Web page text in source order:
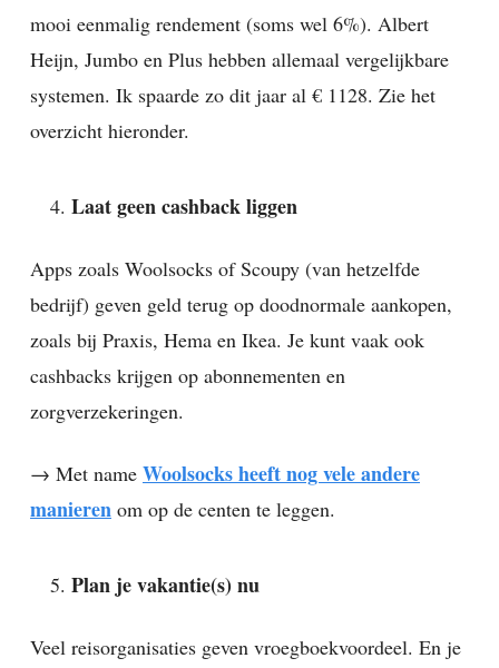
mooi eenmalig rendement (soms wel 6%). Albert
Heijn, Jumbo en Plus hebben allemaal vergelijkbare
systemen. Ik spaarde zo dit jaar al € 1128. Zie het
overzicht hieronder.
Laat geen cashback liggen
Apps zoals Woolsocks of Scoupy (van hetzelfde
bedrijf) geven geld terug op doodnormale aankopen,
zoals bij Praxis, Hema en Ikea. Je kunt vaak ook
cashbacks krijgen op abonnementen en
zorgverzekeringen.
→ Met name Woolsocks heeft nog vele andere
manieren om op de centen te leggen.
Plan je vakantie(s) nu
Veel reisorganisaties geven vroegboekvoordeel. En je